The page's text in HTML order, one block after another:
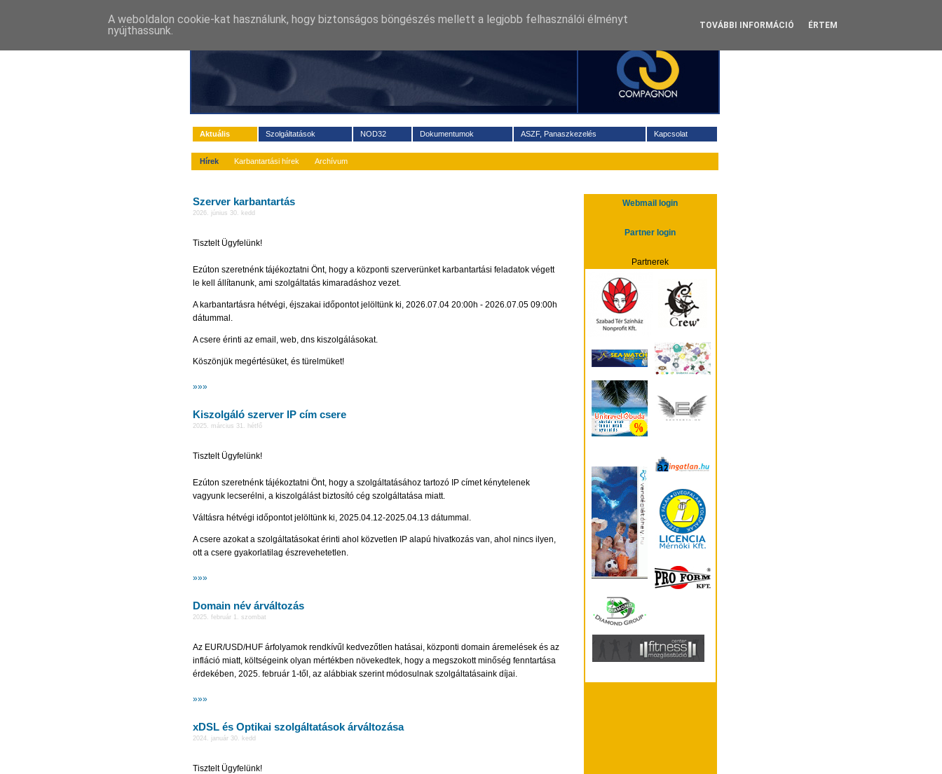
Aktuális Szolgáltatások NOD32 Dokumentumok ASZF, Panaszkezelés Kapcsolat
Hírek Karbantartási hírek Archívum
Szerver karbantartás
2026. június 30. kedd
Tisztelt Ügyfelünk!
Ezúton szeretnénk tájékoztatni Önt, hogy a központi szerverünket karbantartási feladatok végett
le kell állítanunk, ami szolgáltatás kimaradáshoz vezet.
A karbantartásra hétvégi, éjszakai időpontot jelöltünk ki, 2026.07.04 20:00h - 2026.07.05 09:00h
dátummal.
A csere érinti az email, web, dns kiszolgálásokat.
Köszönjük megértésüket, és türelmüket!
»»»
Kiszolgáló szerver IP cím csere
2025. március 31. hétfő
Tisztelt Ügyfelünk!
Ezúton szeretnénk tájékoztatni Önt, hogy a szolgáltatásához tartozó IP címet kénytelenek
vagyunk lecserélni, a kiszolgálást biztosító cég szolgáltatása miatt.
Váltásra hétvégi időpontot jelöltünk ki, 2025.04.12-2025.04.13 dátummal.
A csere azokat a szolgáltatásokat érinti ahol közvetlen IP alapú hivatkozás van, ahol nincs ilyen,
ott a csere gyakorlatilag észrevehetetlen.
»»»
Domain név árváltozás
2025. február 1. szombat
Az EUR/USD/HUF árfolyamok rendkívűl kedvezőtlen hatásai, központi domain áremelések és az
infláció miatt, költségeink olyan mértékben növekedtek, hogy a megszokott minőség fenntartása
érdekében, 2025. február 1-től, az alábbiak szerint módosulnak szolgáltatásaink díjai.
»»»
xDSL és Optikai szolgáltatások árváltozása
2024. január 30. kedd
Tisztelt Ügyfelünk!
Webmail login
Partner login
Partnerek
A weboldalon cookie-kat használunk, hogy biztonságos böngészés mellett a legjobb felhasználói élményt
nyújthassunk.
TOVÁBBI INFORMÁCIÓ ÉRTEM